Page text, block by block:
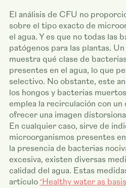
El análisis de CFU no
sobre el tipo exacto de
el agua. Y es que no todas las
patógenos para las plantas.
muestra qué clase de
presentes en el agua, lo que
selectivo. No obstante, este
los hongos y bacterias
emplea la recirculación con
ofrecer una imagen
En cualquier caso, sirve de
microorganismos presentes
la presencia de bacterias
excesiva, existen diversas
calidad del agua. Estas
artículo ‘Healthy water as